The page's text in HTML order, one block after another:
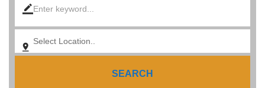
SEARCH